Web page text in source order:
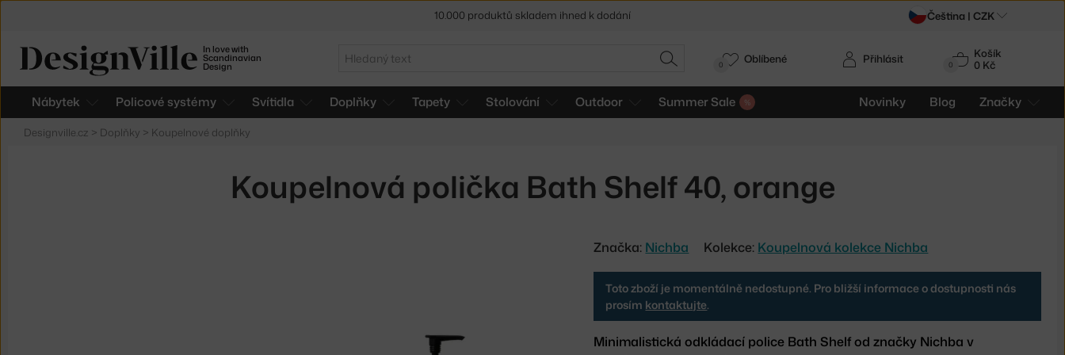
In love with
Scandinavian
Design
Hledat
HLEDAT 0
Košík
0 Kč
Nábytek Policové systémy Svítidla Doplňky Tapety Stolování Outdoor Summer Sale Novinky Blog Značky
Přihlásit
0 Oblíbené
Designville.cz > Doplňky > Koupelnové doplňky
Koupelnová polička Bath Shelf 40, orange
Značka: Nichba Kolekce: Koupelnová kolekce Nichba
Toto zboží je momentálně nedostupné. Pro bližší informace o dostupnosti nás
prosím kontaktujte.
Minimalistická odkládací police Bath Shelf od značky Nichba v
10.000 produktů skladem ihned k dodání
Čeština | CZK